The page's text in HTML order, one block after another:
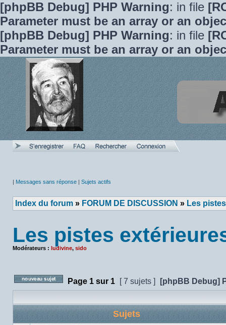
[phpBB Debug] PHP Warning: in file
Parameter must be an array or an
[phpBB Debug] PHP Warning: in file
Parameter must be an array or an
| Messages sans réponse | Sujets actifs
Index du forum » FORUM DE DISCUSSION » Les
Les pistes
Modérateurs : ludivine, sido
Poster un nouveau sujet
Page 1 sur 1 [ 7 sujets ] [phpBB Debug]
Sujets